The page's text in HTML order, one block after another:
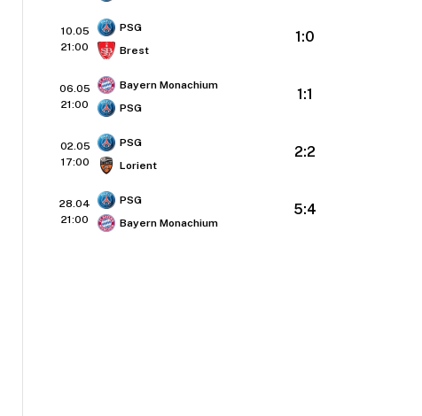
10.05
21:00
PSG
Brest
1:0
06.05
21:00
Bayern Monachium
PSG
1:1
02.05
17:00
PSG
Lorient
2:2
28.04
21:00
PSG
Bayern Monachium
5:4